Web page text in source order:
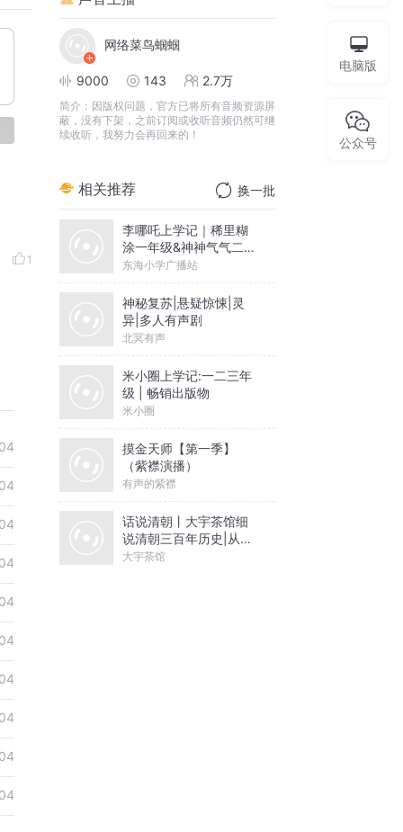
1
网络菜鸟蝈蝈
9000 143 2.7万
简介： 因版权问题，官方已将所有音频资源屏
蔽，没有下架，之前订阅或收听音频仍然可继
续收听，我努力会再回来的！
相关推荐 换一批
李哪吒上学记｜稀里糊
涂一年级&神神气气二年
级
东海小学广播站
神秘复苏|悬疑惊悚|灵
异|多人有声剧
北冥有声
米小圈上学记:一二三年
级 | 畅销出版物
米小圈
摸金天师【第一季】
（紫襟演播）
有声的紫襟
话说清朝丨大宇茶馆细
说清朝三百年历史|从努
尔哈赤到末代皇帝溥仪|
大宇茶馆
电脑版
公众号